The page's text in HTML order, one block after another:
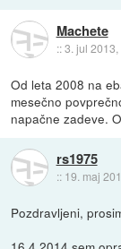
Machete
::3. jul 2013,
Od leta 2008 na
mesečno
napačne zadeve.
rs1975
:: 19. maj
Pozdravljeni,